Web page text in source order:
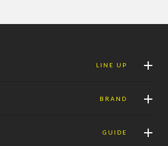
LINE UP
BRAND
GUIDE